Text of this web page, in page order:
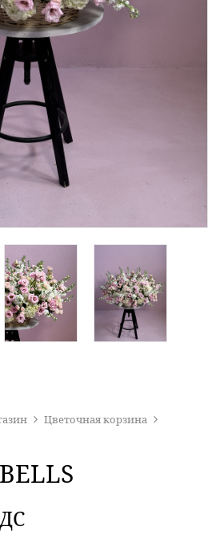
Цветочная корзина